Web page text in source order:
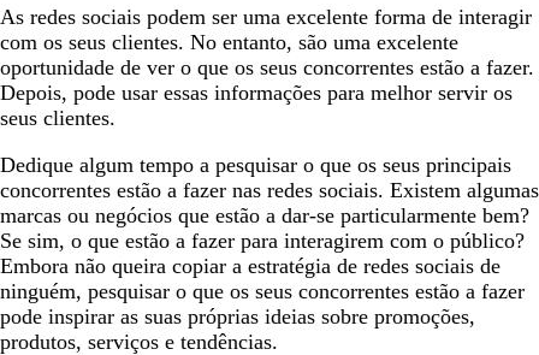
As redes sociais podem ser uma excelente forma de interagir
com os seus clientes. No entanto, são uma excelente
oportunidade de ver o que os seus concorrentes estão a fazer.
Depois, pode usar essas informações para melhor servir os
seus clientes.
Dedique algum tempo a pesquisar o que os seus principais
concorrentes estão a fazer nas redes sociais. Existem algumas
marcas ou negócios que estão a dar-se particularmente bem?
Se sim, o que estão a fazer para interagirem com o público?
Embora não queira copiar a estratégia de redes sociais de
ninguém, pesquisar o que os seus concorrentes estão a fazer
pode inspirar as suas próprias ideias sobre promoções,
produtos, serviços e tendências.